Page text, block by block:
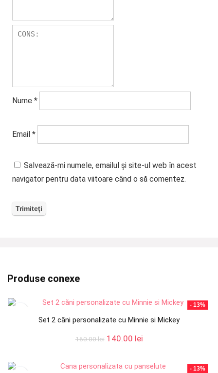
Nume *
Email *
Salvează-mi numele, emailul și site-ul web în acest
navigator pentru data viitoare când o să comentez.
Produse conexe
- 13%
Set 2 căni personalizate cu Minnie si Mickey
160.00lei Prețul
fost:
140.00 leiPrețul
140.00 lei.
- 13%